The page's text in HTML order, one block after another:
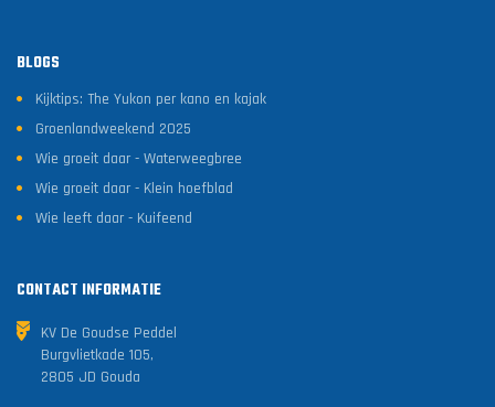
BLOGS
Kijktips: The Yukon per kano en kajak
Groenlandweekend 2025
Wie groeit daar - Waterweegbree
Wie groeit daar - Klein hoefblad
Wie leeft daar - Kuifeend
CONTACT INFORMATIE
KV De Goudse Peddel
Burgvlietkade 105,
2805 JD Gouda